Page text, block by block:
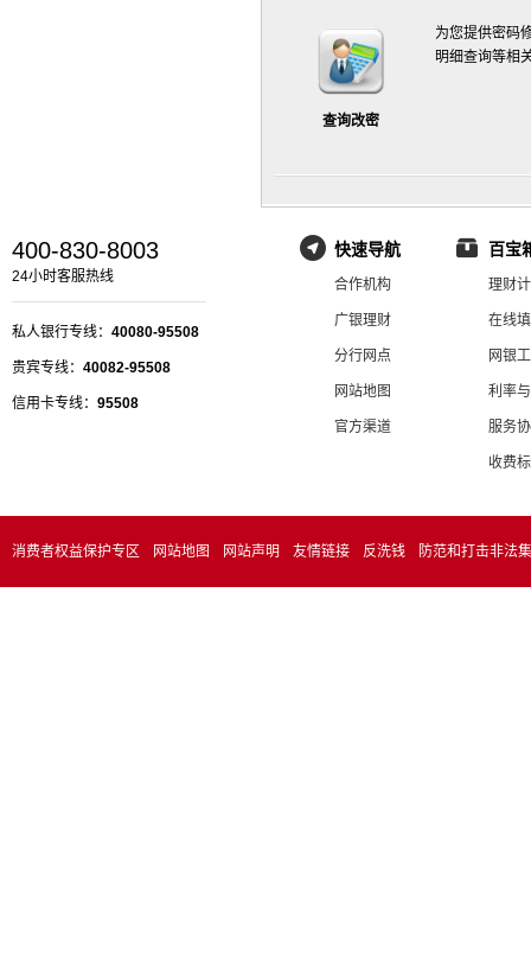
查询改密
为您提供密码
明细查询等相
400-830-8003
24小时客服热线
私人银行专线： 40080-95508
贵宾专线： 40082-95508
信用卡专线： 95508
快速导航
合作机构
广银理财
分行网点
网站地图
官方渠道
百宝
理财
在线
网银
利率
服务
收费
消费者权益保护专区 网站地图 网站声明 友情链接 反洗钱 防范和打击非法